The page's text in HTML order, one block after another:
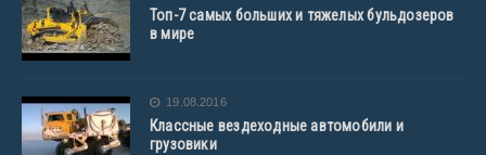
Топ-7 самых больших и тяжелых бульдозеров
в мире
19.08.2016
Классные вездеходные автомобили и
грузовики